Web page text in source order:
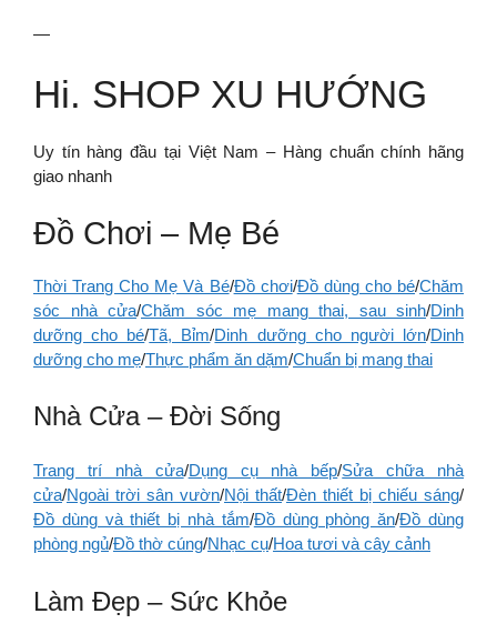
—
Hi. SHOP XU HƯỚNG
Uy tín hàng đầu tại Việt Nam – Hàng chuẩn chính hãng
giao nhanh
Đồ Chơi – Mẹ Bé
Thời Trang Cho Mẹ Và Bé/Đồ chơi/Đồ dùng cho bé/Chăm
sóc nhà cửa/Chăm sóc mẹ mang thai, sau sinh/Dinh
dưỡng cho bé/Tã, Bỉm/Dinh dưỡng cho người lớn/Dinh
dưỡng cho mẹ/Thực phẩm ăn dặm/Chuẩn bị mang thai
Nhà Cửa – Đời Sống
Trang trí nhà cửa/Dụng cụ nhà bếp/Sửa chữa nhà
cửa/Ngoài trời sân vườn/Nội thất/Đèn thiết bị chiếu sáng/
Đồ dùng và thiết bị nhà tắm/Đồ dùng phòng ăn/Đồ dùng
phòng ngủ/Đồ thờ cúng/Nhạc cụ/Hoa tươi và cây cảnh
Làm Đẹp – Sức Khỏe